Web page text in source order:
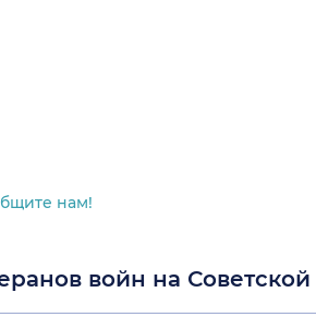
нам!
войн на Советской